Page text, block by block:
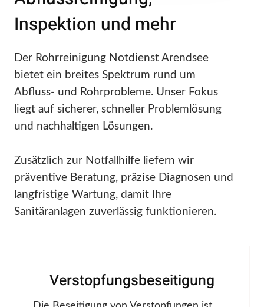
Inspektion und mehr
Der Rohrreinigung Notdienst Arendsee
bietet ein breites Spektrum rund um
Abfluss- und Rohrprobleme. Unser Fokus
liegt auf sicherer, schneller Problemlösung
und nachhaltigen Lösungen.
Zusätzlich zur Notfallhilfe liefern wir
präventive Beratung, präzise Diagnosen und
langfristige Wartung, damit Ihre
Sanitäranlagen zuverlässig funktionieren.
Verstopfungsbeseitigung